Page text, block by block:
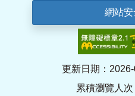
網站
更新日期：
累積瀏覽人